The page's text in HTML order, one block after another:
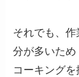
それでも、
分が多いため
コーキングを